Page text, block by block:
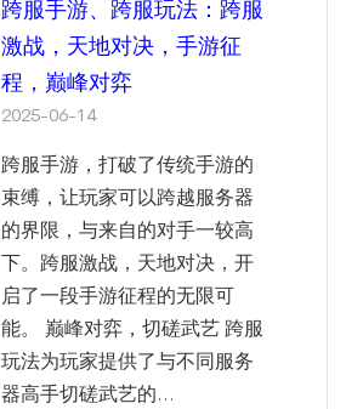
跨服手游、跨服玩法：跨服
激战，天地对决，手游征
程，巅峰对弈
2025-06-14
跨服手游，打破了传统手游的
束缚，让玩家可以跨越服务器
的界限，与来自的对手一较高
下。跨服激战，天地对决，开
启了一段手游征程的无限可
能。 巅峰对弈，切磋武艺 跨服
玩法为玩家提供了与不同服务
器高手切磋武艺的...